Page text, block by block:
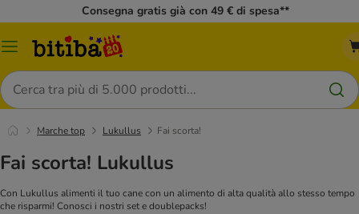
Consegna gratis già con 49 € di spesa**
Overview
Cerca
Marche top Lukullus Fai scorta!
Fai scorta! Lukullus
Con Lukullus alimenti il tuo cane con un alimento di alta qualità allo stesso tempo
che risparmi! Conosci i nostri set e doublepacks!